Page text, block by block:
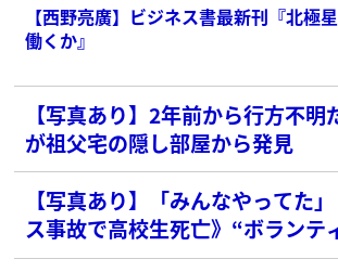
【西野亮廣】ビジネス書最新刊『北
働くか』
【写真あり】2年前から行方不
が祖父宅の隠し部屋から発見
【写真あり】「みんなやってた
ス事故で高校生死亡》“ボランテ
現役教師は「背筋が凍りました」